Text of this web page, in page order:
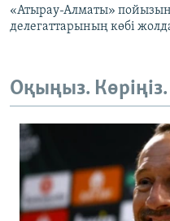
«Атырау-Алматы»
делегаттарының көбі
Оқыңыз.